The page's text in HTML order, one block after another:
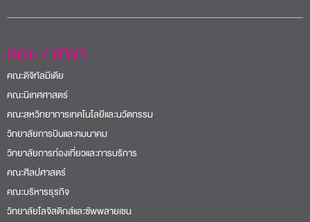
คณะ / สาขา
คณะดิจิทัลมีเดีย
คณะนิเทศศาสตร์
คณะสหวิทยาการเทคโนโลยีและนวัตกรรม
วิทยาลัยการบินและคมนาคม
วิทยาลัยการท่องเที่ยวและการบริการ
คณะศิลปศาสตร์
คณะบริหารธุรกิจ
วิทยาลัยโลจิสติกส์และซัพพลายเชน